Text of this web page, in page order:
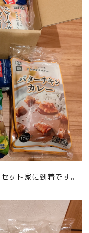
ット家に到着です。